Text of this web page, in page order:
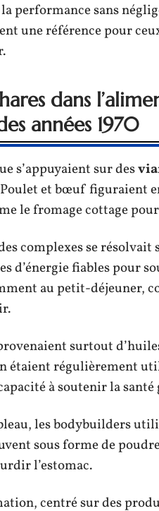
performance sans
une référence pour
dans
années 1970
s’appuyaient sur des
et bœuf figuraient
le fromage cottage
complexes se
d’énergie fiables pour
au petit-déjeuner,
surtout
étaient régulièrement
à soutenir la santé
les bodybuilders
sous forme de
l’estomac.
centré sur des